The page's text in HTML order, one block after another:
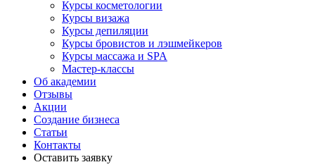
Курсы косметологии
Курсы визажа
Курсы депиляции
Курсы бровистов и лэшмейкеров
Курсы массажа и SPA
Мастер-классы
Об академии
Отзывы
Акции
Создание бизнеса
Статьи
Контакты
Оставить заявку